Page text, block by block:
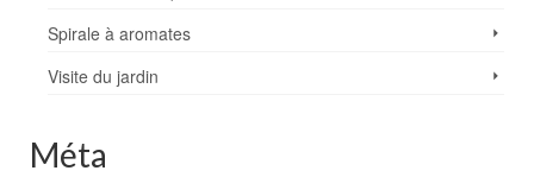
Spirale à aromates
Visite du jardin
Méta